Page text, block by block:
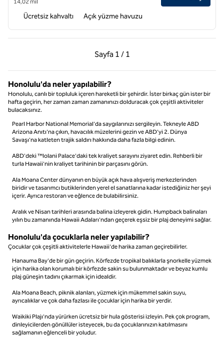
Ücretsiz kahvaltı Açık yüzme havuzu
Sayfa 1 / 1
Önceki Sayfa, 1 / 1
Sayfa 1 / 1
Honolulu'da neler yapılabilir?
Honolulu, canlı bir topluluk içeren hareketli bir şehirdir. İster birkaç gün ister bir
hafta geçirin, her zaman zaman zamanınızı dolduracak çok çeşitli aktiviteler
bulacaksınız.
Pearl Harbor National Memorial'da saygılarınızı sergileyin. Tekneyle ABD
Arizona Anıtı'na çıkın, havacılık müzelerini gezin ve ABD'yi 2. Dünya
Savaşı'na katleten trajik saldırı hakkında daha fazla bilgi edinin.
ABD'deki ™Iolani Palace'daki tek kraliyet sarayını ziyaret edin. Rehberli bir
turla Hawaii'nin kraliyet tarihinin bir parçasını görün.
Ala Moana Center dünyanın en büyük açık hava alışveriş merkezlerinden
biridir ve tasarımcı butiklerinden yerel el sanatlarına kadar istediğiniz her şeyi
içerir. Ayrıca restoran ve eğlence de bulabilirsiniz.
Aralık ve Nisan tarihleri arasında balina izleyerek gidin. Humpback balinaları
yılın bu zamanında Hawaii Adaları'ndan geçerek eşsiz bir plaj deneyimi sağlar.
Honolulu'da çocuklarla neler yapılabilir?
Çocuklar çok çeşitli aktivitelerle Hawaii'de harika zaman geçirebilirler.
Hanauma Bay'de bir gün geçirin. Körfezde tropikal balıklarla şnorkelle yüzmek
için harika olan korumalı bir körfezde sakin su bulunmaktadır ve beyaz kumlu
plaj güneşin tadını çıkarmak için idealdir.
Ala Moana Beach, piknik alanları, yüzmek için mükemmel sakin suyu,
ayrıcalıklar ve çok daha fazlası ile çocuklar için harika bir yerdir.
Waikiki Plajı'nda yürürken ücretsiz bir hula gösterisi izleyin. Pek çok program,
dinleyicilerden gönüllüler isteyecek, bu da çocuklarınızın katılmasını
sağlamanın eğlenceli bir yoludur.